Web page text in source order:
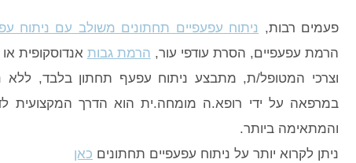
פעמים רבות, ניתוח עפעפיים תחתונים משולב עם ניתוח
הרמת עפעפיים, הסרת עודפי עור, הרמת גבות אנדוסקופית
וצרכי המטופל/ת, מתבצע ניתוח עפעף תחתון בלבד, ללא
במרפאה על ידי רופא.ה מומחה.ית הוא הדרך המקצועית
והמתאימה ביותר.
ניתן לקרוא יותר על ניתוח עפעפיים תחתונים כאן